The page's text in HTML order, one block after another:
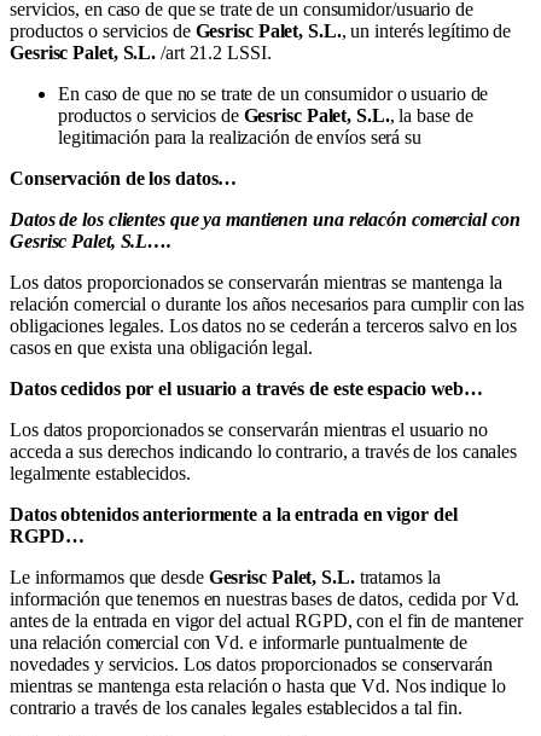
servicios, en caso de que se trate de un consumidor/usuario de
productos o servicios de Gesrisc Palet, S.L., un interés legítimo de
Gesrisc Palet, S.L. /art 21.2 LSSI.
En caso de que no se trate de un consumidor o usuario de
productos o servicios de Gesrisc Palet, S.L., la base de
legitimación para la realización de envíos será su
Conservación de los datos…
Datos de los clientes que ya mantienen una relacón comercial con
Gesrisc Palet, S.L….
Los datos proporcionados se conservarán mientras se mantenga la
relación comercial o durante los años necesarios para cumplir con las
obligaciones legales. Los datos no se cederán a terceros salvo en los
casos en que exista una obligación legal.
Datos cedidos por el usuario a través de este espacio web…
Los datos proporcionados se conservarán mientras el usuario no
acceda a sus derechos indicando lo contrario, a través de los canales
legalmente establecidos.
Datos obtenidos anteriormente a la entrada en vigor del
RGPD…
Le informamos que desde Gesrisc Palet, S.L. tratamos la
información que tenemos en nuestras bases de datos, cedida por Vd.
antes de la entrada en vigor del actual RGPD, con el fin de mantener
una relación comercial con Vd. e informarle puntualmente de
novedades y servicios. Los datos proporcionados se conservarán
mientras se mantenga esta relación o hasta que Vd. Nos indique lo
contrario a través de los canales legales establecidos a tal fin.